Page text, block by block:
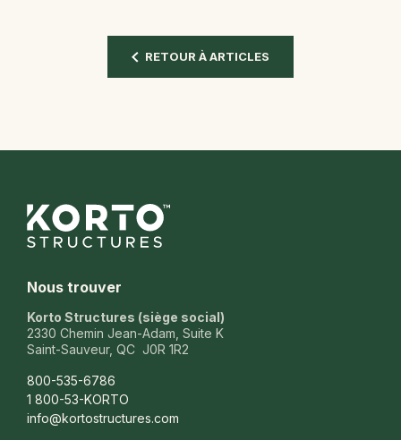
RETOUR À ARTICLES
Nous trouver
Korto Structures (siège social)
2330 Chemin Jean-Adam, Suite K
Saint-Sauveur, QC J0R 1R2
800-535-6786
1 800-53-KORTO
info@kortostructures.com